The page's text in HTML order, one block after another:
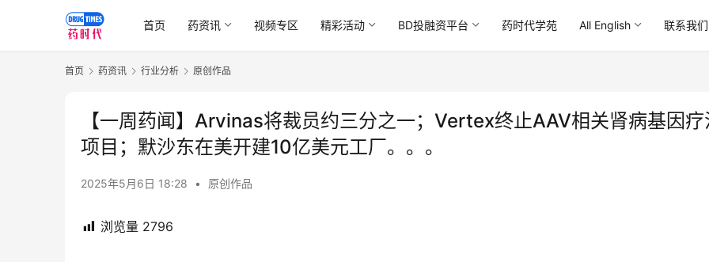
首页 药资讯 视频专区 精彩活动 BD投融资平台 药时代学苑 All English 联系我们
首页 药资讯 行业分析 原创作品
【一周药闻】Arvinas将裁员约三分之一；Vertex终止AAV相关肾病基因疗
项目；默沙东在美开建10亿美元工厂。。。
2025年5月6日 18:28 • 原创作品
浏览量 2796